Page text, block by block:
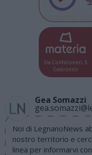
Via Confalonieri, 5
Castronno
Gea Somazzi
Noi di LegnanoNews
nostro territorio e
linea per informarvi